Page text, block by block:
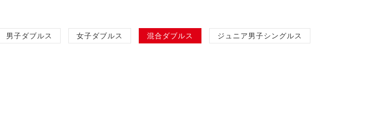
男子ダブルス 女子ダブルス 混合ダブルス ジュニア男子シングルス